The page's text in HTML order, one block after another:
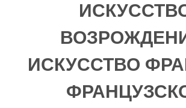
ИСКУССТВО